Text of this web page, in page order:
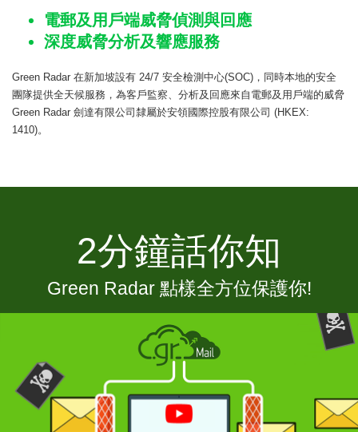
電郵及用戶端威脅偵測與回應
深度威脅分析及響應服務
Green Radar 在新加坡設有 24/7 安全檢測中心(SOC) ，同時本地的安全
團隊提供全天候服務，為客戶監察、分析及回應來自電郵及用戶端的威脅
Green Radar 劍達有限公司隸屬於安領國際控股有限公司 (HKEX:
1410)。
2分鐘話你知
Green Radar點樣全方位保護你!